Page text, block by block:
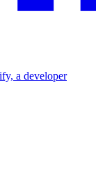
a developer